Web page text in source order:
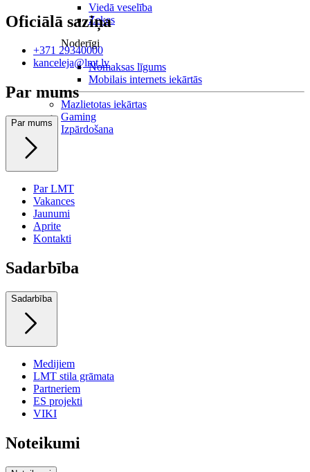
Viedā veselība
Zeķes
Noderīgi
Nomaksas līgums
Mobilais internets iekārtās
Mazlietotas iekārtas
Gaming
Izpārdošana
Oficiālā saziņa
+371 29340000
kanceleja@lmt.lv
Par mums
Par mums
Par LMT
Vakances
Jaunumi
Aprite
Kontakti
Sadarbība
Sadarbība
Medijiem
LMT stila grāmata
Partneriem
ES projekti
VIKI
Noteikumi